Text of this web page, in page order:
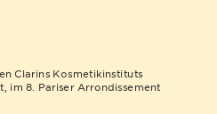
Clarins Kosmetikinstituts
im 8. Pariser Arrondissement